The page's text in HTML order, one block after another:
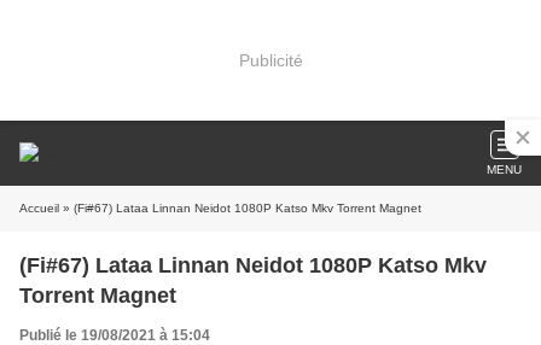
Publicité
MENU
Accueil » (Fi#67) Lataa Linnan Neidot 1080P Katso Mkv Torrent Magnet
(Fi#67) Lataa Linnan Neidot 1080P Katso Mkv
Torrent Magnet
Publié le 19/08/2021 à 15:04